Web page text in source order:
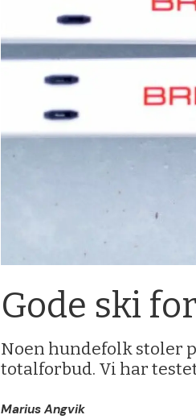
Gode ski
Noen hundefolk stoler
totalforbud. Vi har
Marius Angvik